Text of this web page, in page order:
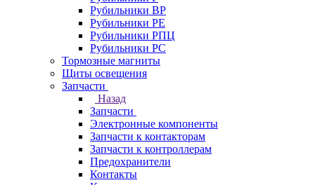
Рубильники ВР
Рубильники РЕ
Рубильники РПЦ
Рубильники РС
Тормозные магниты
Щиты освещения
Запчасти
Назад
Запчасти
Электронные компоненты
Запчасти к контакторам
Запчасти к контроллерам
Предохранители
Контакты